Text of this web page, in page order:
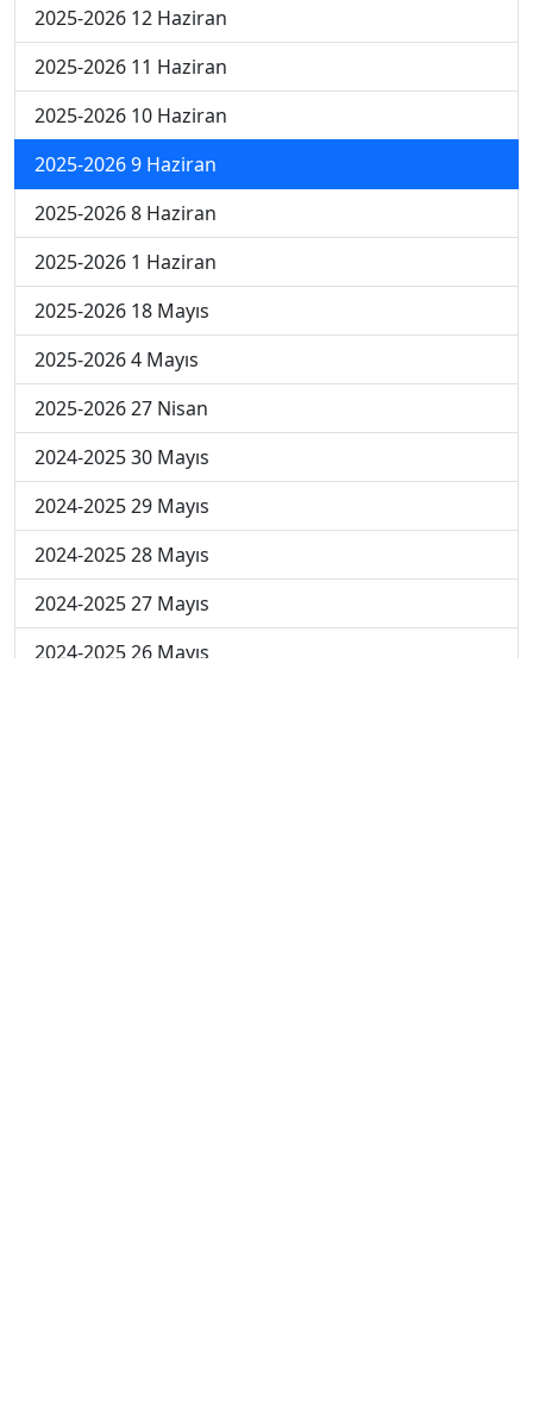
2025-2026 12 Haziran
2025-2026 11 Haziran
2025-2026 10 Haziran
2025-2026 9 Haziran
2025-2026 8 Haziran
2025-2026 1 Haziran
2025-2026 18 Mayıs
2025-2026 4 Mayıs
2025-2026 27 Nisan
2024-2025 30 Mayıs
2024-2025 29 Mayıs
2024-2025 28 Mayıs
2024-2025 27 Mayıs
2024-2025 26 Mayıs